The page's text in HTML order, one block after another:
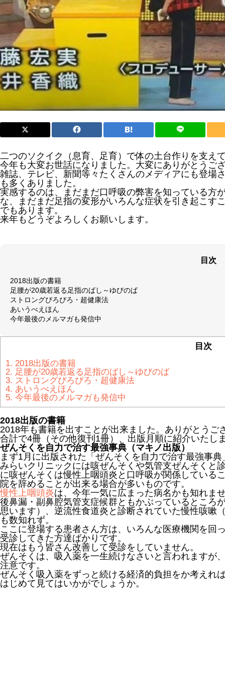
二つのソクイク（息育、足育）で体の土台作りを支え
今年も大変お世話になりました。大変にありがとうご
雑誌、テレビ、新聞等々たくさんのメディアにも登場
も多くありました。
実感するのは、まだまだ口呼吸の弊害を知っている方
な、まだまだ足指の変形がいろんな症状を引き起こす
でもあります。
来年もどうぞよろしくお願いします。
目次
2018出版の書籍
足腰が20歳若返る足指のばし～ゆびのば
ストロングぴろぴろ・超健康法
あいうべえほん
今年最後のメルマガも発信中
目次
1. 2018出版の書籍
2. 足腰が20歳若返る足指のばし～ゆびのば
3. ストロングぴろぴろ・超健康法
4. あいうべえほん
5. 今年最後のメルマガも発信中
2018出版の書籍
2018年も書籍を出すことが出来ました。ありがとうご
合計で4冊（その他復刊1冊）、出版月順に紹介いたし
ぜんそくを自力で治す最強事典（マキノ出版）
まず1月に出版された「ぜんそくを自力で治す最強事典
みらいクリニックには咳ぜんそくや気管支ぜんそくと
に咳ぜんそくは慢性上咽頭炎と口呼吸が関係している
院を辞めることが出来る場合が多いものです。
慢性上咽頭炎は、今年一気に広まった病名かも知れま
後鼻漏・副鼻腔気管支症候群ともかぶっているところ
思います）、逆流性食道炎と診断されていた慢性咳嗽
も数知れず。
ここに登場する患者さん方は、いろんな医療機関を回
受診してきた方達ばかりです。
現在はもう皆さん改善して受診をしていません。
ぜんそくは、吸入薬を一生続けなさいと言われますが
注意です。
ぜんそく吸入薬をずっと続ける経済的負担をか考えれ
はじめて見てはいかがでしょうか。